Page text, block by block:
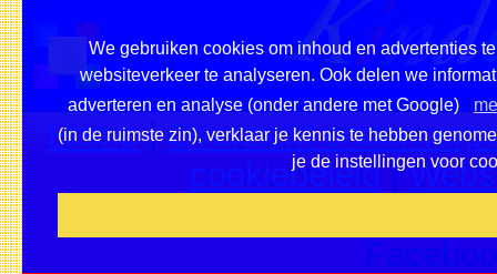
We gebruiken cookies om inhoud en advertenties
websiteverkeer te analyseren. Ook delen we
adverteren en analyse (onder andere met Google)
(in de ruimste zin), verklaar je kennis te hebben
je de instellingen voor
Home|Overzicht
cookiebeleid|